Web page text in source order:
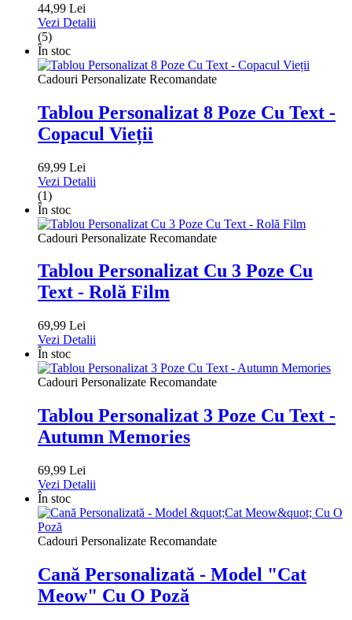
44,99 Lei
Vezi Detalii
(5)
În stoc
Cadouri Personalizate Recomandate
Tablou Personalizat 8 Poze Cu Text -
Copacul Vieții
69,99 Lei
Vezi Detalii
(1)
În stoc
Cadouri Personalizate Recomandate
Tablou Personalizat Cu 3 Poze Cu
Text - Rolă Film
69,99 Lei
Vezi Detalii
În stoc
Cadouri Personalizate Recomandate
Tablou Personalizat 3 Poze Cu Text -
Autumn Memories
69,99 Lei
Vezi Detalii
În stoc
Cadouri Personalizate Recomandate
Cană Personalizată - Model "Cat
Meow" Cu O Poză